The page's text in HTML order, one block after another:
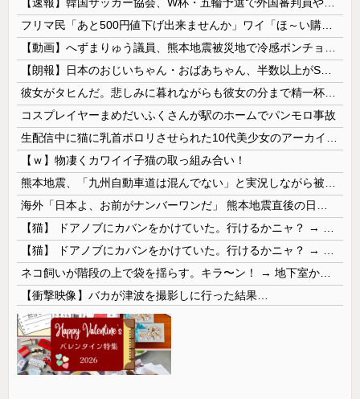
コスプレイヤーまめだいふくさんが駅のホームでパンモロ事故
【ｗ】物凄くカワイイ子猫の取っ組み合い！
【衝撃映像】バカが津波を撮影しに行った結果…